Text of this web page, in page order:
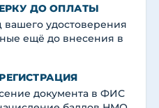
ДО ОПЛАТЫ
удостоверения
ещё до внесения в
документа в ФИС